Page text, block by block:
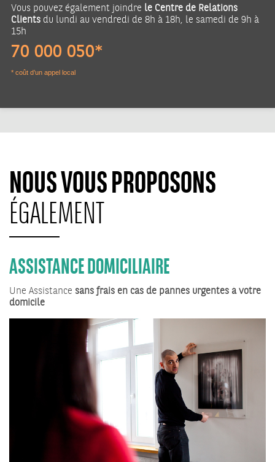
Vous pouvez également joindre le Centre de Relations
Clients du lundi au vendredi de 8h à 18h, le samedi de 9h à
15h
70 000 050*
* coût d’un appel local
NOUS VOUS PROPOSONS
ÉGALEMENT
ASSISTANCE DOMICILIAIRE
Une Assistance sans frais en cas de pannes urgentes à votre
domicile